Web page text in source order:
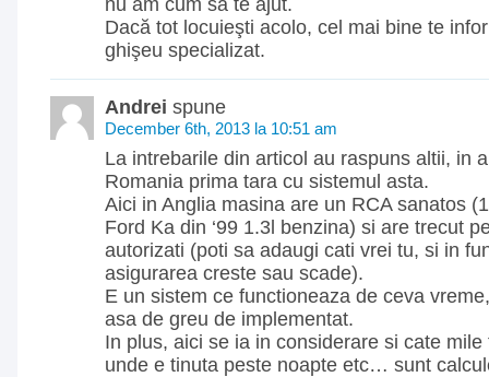
nu am cum să te ajut.
Dacă tot locuieşti acolo, cel mai bine te
ghişeu specializat.
Andrei spune
December 6th, 2013 la 10:51 am
La intrebarile din articol au raspuns altii, in
Romania prima tara cu sistemul asta.
Aici in Anglia masina are un RCA sanatos
Ford Ka din ‘99 1.3l benzina) si are trecut
autorizati (poti sa adaugi cati vrei tu, si in
asigurarea creste sau scade).
E un sistem ce functioneaza de ceva
asa de greu de implementat.
In plus, aici se ia in considerare si cate
unde e tinuta peste noapte etc… sunt